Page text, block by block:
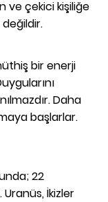
ve çekici kişiliğe
bir enerji
Daha
başlarlar.
22
İkizler